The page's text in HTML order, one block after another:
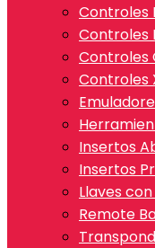
Controles
Controles
Controles
Controles
Insertos
Insertos
Llaves
Remote